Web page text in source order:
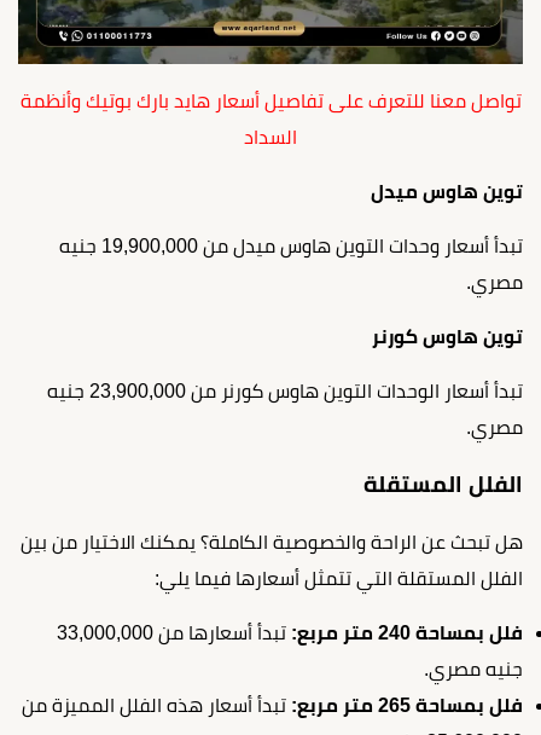
تواصل معنا للتعرف على تفاصيل أسعار هايد بارك بوتيك وأنظمة
السداد
توين هاوس ميدل
تبدأ أسعار وحدات التوين هاوس ميدل من 19,900,000 جنيه
مصري.
توين هاوس كورنر
تبدأ أسعار الوحدات التوين هاوس كورنر من 23,900,000 جنيه
مصري.
الفلل المستقلة
هل تبحث عن الراحة والخصوصية الكاملة؟ يمكنك الاختيار من بين
الفلل المستقلة التي تتمثل أسعارها فيما يلي:
فلل بمساحة 240 متر مربع:
تبدأ أسعارها من 33,000,000
جنيه مصري.
فلل بمساحة 265 متر مربع:
تبدأ أسعار هذه الفلل المميزة من